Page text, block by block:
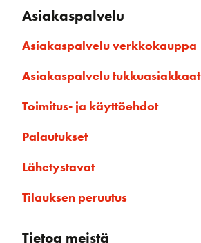
Asiakaspalvelu
Asiakaspalvelu verkkokauppa
Asiakaspalvelu tukkuasiakkaat
Toimitus- ja käyttöehdot
Palautukset
Lähetystavat
Tilauksen peruutus
Tietoa meistä